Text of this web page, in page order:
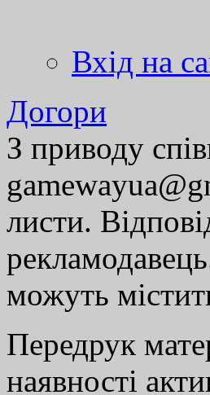
Вхід на
Догори
З приводу
листи.
можуть
Передрук
наявності